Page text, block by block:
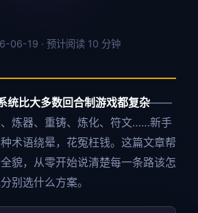
06-19 · 预计阅读 10 分钟
统比大多数回合制游戏都复杂——
炼器、重铸、炼化、符文……新手
术语绕晕，花冤枉钱。这篇文章帮
貌，从零开始说清楚每一条路该怎
别选什么方案。